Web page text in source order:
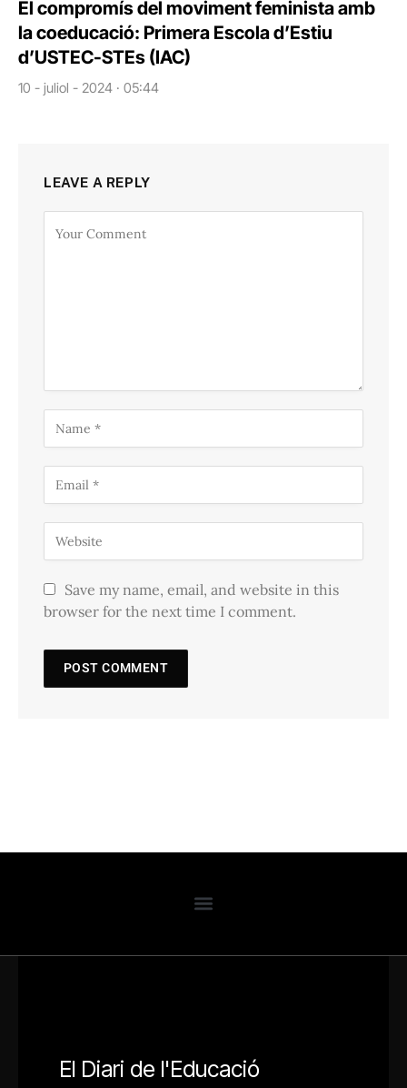
El compromís del moviment feminista amb
la coeducació: Primera Escola d’Estiu
d’USTEC-STEs (IAC)
10 - juliol - 2024 · 05:44
LEAVE A REPLY
Save my name, email, and website in this
browser for the next time I comment.